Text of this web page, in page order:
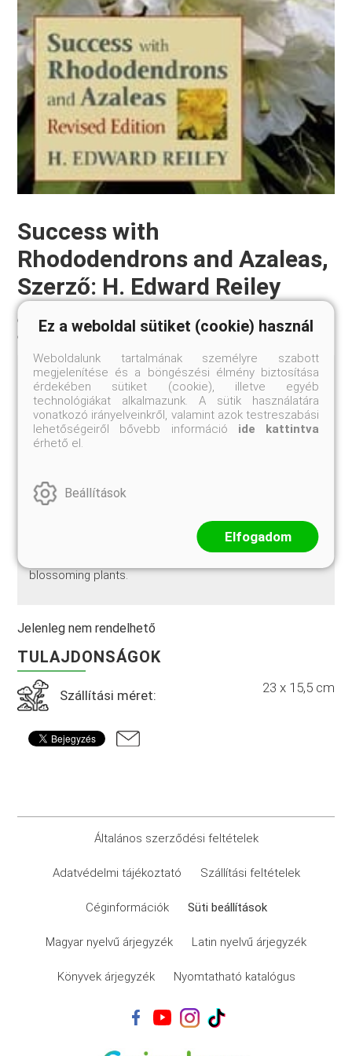
Success with
Rhododendrons and Azaleas,
Szerző: H. Edward Reiley
Szállítási méret:
Papírkötés, 344 oldal, 110 színes kép, 27 fekete-fehér
kép, 16 táblázat, 8 rajz, 1 térkép.
Illustrated with more than 110 striking color
landscape design to advanced propagating and
hybridizing techniques, this is the most useful book on
these spectacular flowering shrubs. Reiley has fully
updated his practical, hands-on approach with more of
the detailed information that gardeners need to
blossoming plants.
Jelenleg nem rendelhető
TULAJDONSÁGOK
Szállítási méret: 23 x 15,5 cm
Általános szerződési feltételek
Adatvédelmi tájékoztató Szállítási feltételek
Céginformációk Süti beállítások
Magyar nyelvű árjegyzék Latin nyelvű árjegyzék
Könyvek árjegyzék Nyomtatható katalógus
Ez a weboldal sütiket (cookie) használ
Weboldalunk tartalmának személyre szabott
megjelenítése és a böngészési élmény biztosítása
érdekében sütiket (cookie), illetve egyéb
technológiákat alkalmazunk. A sütik használatára
vonatkozó irányelveinkről, valamint azok testreszabási
lehetőségeiről bővebb információ ide kattintva
érhető el.
Beállítások
Elfogadom